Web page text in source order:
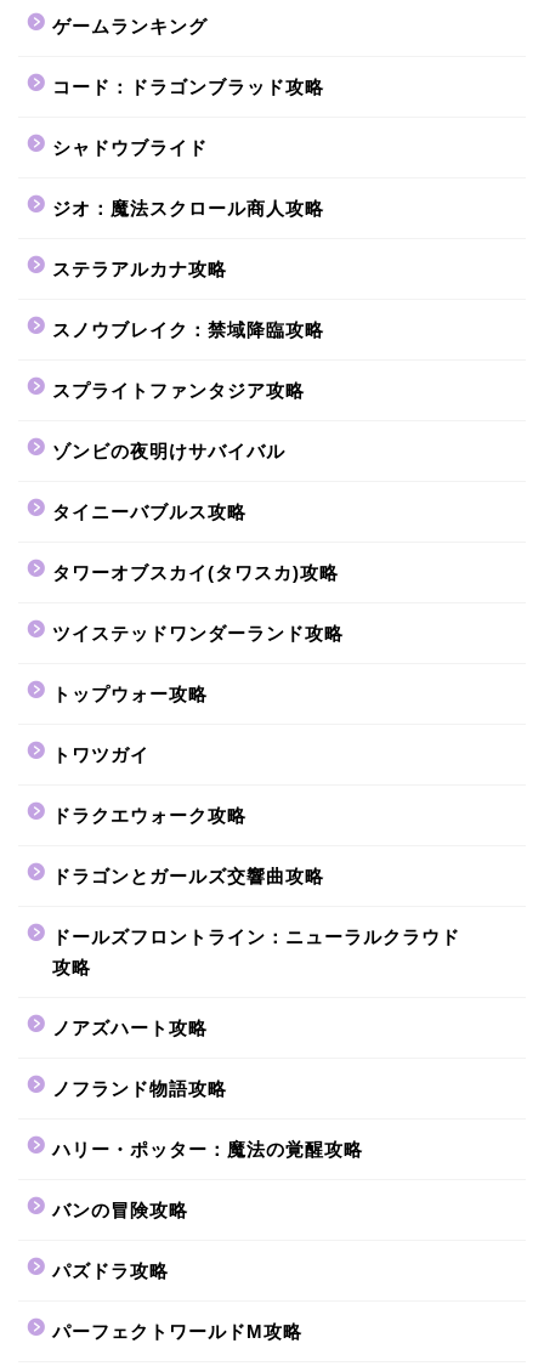
ゲームランキング
コード：ドラゴンブラッド攻略
シャドウブライド
ジオ：魔法スクロール商人攻略
ステラアルカナ攻略
スノウブレイク：禁域降臨攻略
スプライトファンタジア攻略
ゾンビの夜明けサバイバル
タイニーバブルス攻略
タワーオブスカイ(タワスカ)攻略
ツイステッドワンダーランド攻略
トップウォー攻略
トワツガイ
ドラクエウォーク攻略
ドラゴンとガールズ交響曲攻略
ドールズフロントライン：ニューラルクラウド
攻略
ノアズハート攻略
ノフランド物語攻略
ハリー・ポッター：魔法の覚醒攻略
バンの冒険攻略
パズドラ攻略
パーフェクトワールドM攻略